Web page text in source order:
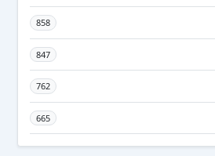
858
847
762
665